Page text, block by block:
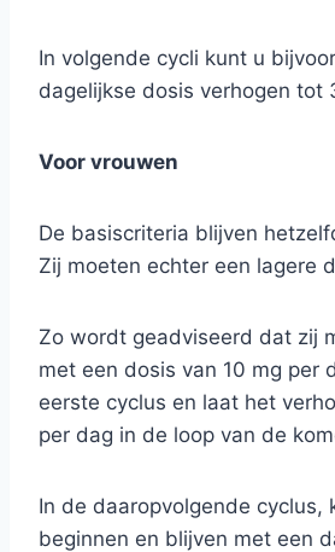
In volgende cycli kunt u
dagelijkse dosis verhogen tot
Voor vrouwen
De basiscriteria blijven
Zij moeten echter een lagere
Zo wordt geadviseerd dat zij
met een dosis van 10 mg per
eerste cyclus en laat het
per dag in de loop van de
In de daaropvolgende cyclus,
beginnen en blijven met een